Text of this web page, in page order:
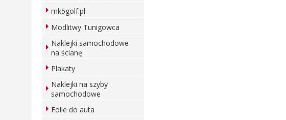
mk5golf.pl
Modlitwy Tunigowca
Naklejki samochodowe
na ścianę
Plakaty
Naklejki na szyby
samochodowe
Folie do auta